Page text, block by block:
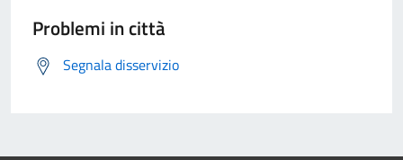
Problemi in città
Segnala disservizio